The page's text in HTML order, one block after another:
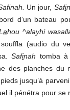
Un jour, Safi
d’un bateau
ahou ^alayhi
(audio du
Safinah tomba à
des planches du
jusqu’à
il pénétra pour se